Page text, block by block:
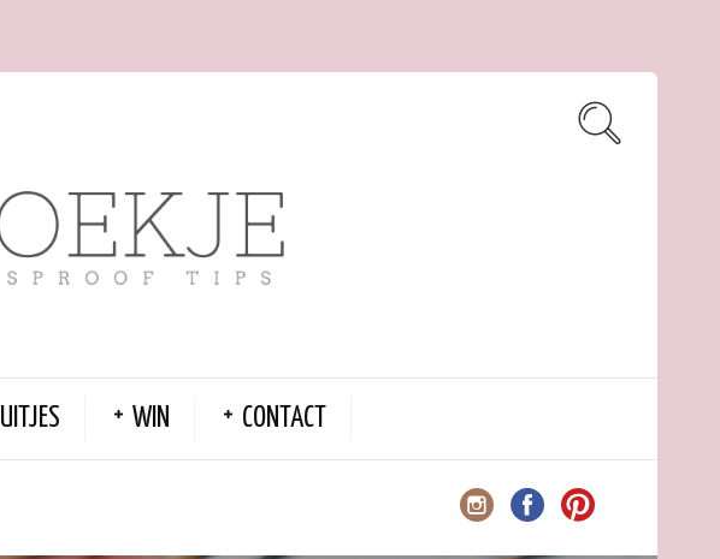
UITJES WIN CONTACT